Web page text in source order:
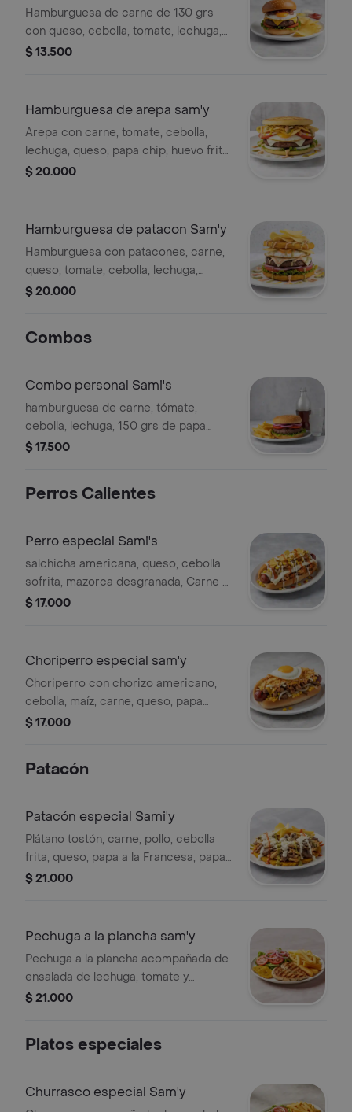
grs
Hamburguesa de carne de 130 grs
con queso, cebolla, tomate, lechuga,
huevo frito y papas chips. Pan
$ 13.500
Hamburguesa de arepa sam'y
Arepa con carne, tomate, cebolla,
lechuga, queso, papa chip, huevo frito
y salsas.
$ 20.000
Hamburguesa de patacon Sam'y
Hamburguesa con patacones, carne,
queso, tomate, cebolla, lechuga,
huevo, papas fritas y salsas.
$ 20.000
Combos
Combo personal Sami's
hamburguesa de carne, tómate,
cebolla, lechuga, 150 grs de papa
francesa y gaseosa 250
$ 17.500
Perros Calientes
Perro especial Sami's
salchicha americana, queso, cebolla
sofrita, mazorca desgranada, Carne o
pollo, papa chip y salsas
$ 17.000
Choriperro especial sam'y
Choriperro con chorizo americano,
cebolla, maíz, carne, queso, papa
chips, huevo y salsa.
$ 17.000
Patacón
Patacón especial Sami'y
Plátano tostón, carne, pollo, cebolla
frita, queso, papa a la Francesa, papa
chip, huevo de codorniz y salsas
$ 21.000
Pechuga a la plancha sam'y
Pechuga a la plancha acompañada de
ensalada de lechuga, tomate y
cebolla, papas a la francesa, yuca y
$ 21.000
Platos especiales
Churrasco especial Sam'y